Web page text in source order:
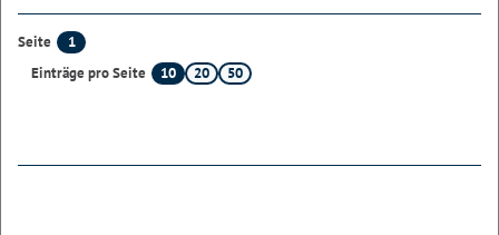
Seite
1
Einträge pro Seite
10 20 50